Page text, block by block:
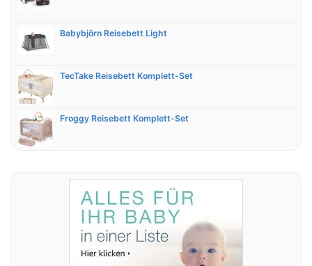
Babybjörn Reisebett Light
TecTake Reisebett Komplett-Set
Froggy Reisebett Komplett-Set